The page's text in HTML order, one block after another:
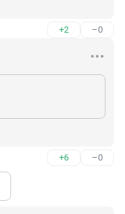
+2 –0
+6 –0